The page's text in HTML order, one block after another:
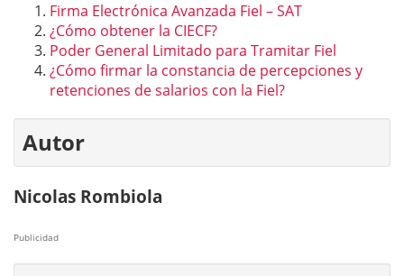
Firma Electrónica Avanzada Fiel – SAT
¿Cómo obtener la CIECF?
Poder General Limitado para Tramitar Fiel
¿Cómo firmar la constancia de percepciones y
retenciones de salarios con la Fiel?
Autor
Nicolas Rombiola
Publicidad